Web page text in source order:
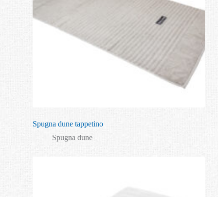
Spugna dune tappetino
Spugna dune